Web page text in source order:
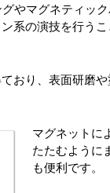
やマグネティッ
系の演技を行う
おり、表面研磨
マグネットに
たたむように
も便利です。